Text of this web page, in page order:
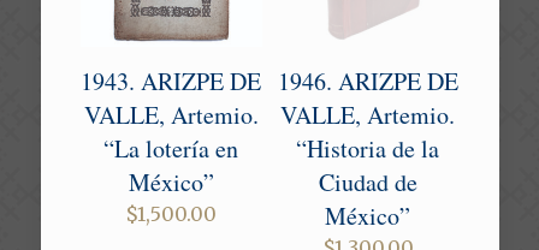
1943. ARIZPE DE
VALLE, Artemio.
“La lotería en
México”
$1,500.00
1946. ARIZPE DE
VALLE, Artemio.
“Historia de la
Ciudad de
México”